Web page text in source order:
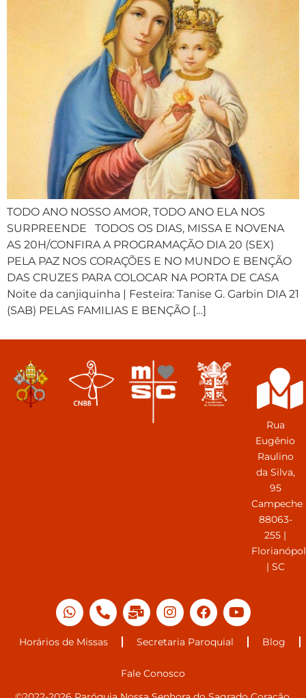
TODO ANO NOSSO AMOR, TODO ANO ELA NOS
SURPREENDE TODOS OS DIAS, MISSA E NOVENA
AS 20H/CONFIRA A PROGRAMAÇÃO DIA 20 (SEX)
PELA PAZ NOS CORAÇÕES E NO MUNDO E BENÇÃO
DAS CRUZES PARA COLOCAR NA PORTA DE CASA
Noite da canjiquinha | Festeira: Tanise G. Garbin DIA 21
(SAB) PELAS FAMILIAS E BENÇÃO […]
Rua
Eugênio
Raulino
da Silva,
95
Campeche
88063-
255 |
| SC
Horários de Missas Secretaria Paroquial Blog
Fale Conosco